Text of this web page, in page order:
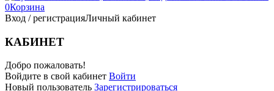
0Корзина
Вход / регистрацияЛичный кабинет
КАБИНЕТ
Добро пожаловать!
Войдите в свой кабинет Войти
Новый пользователь Зарегистрироваться